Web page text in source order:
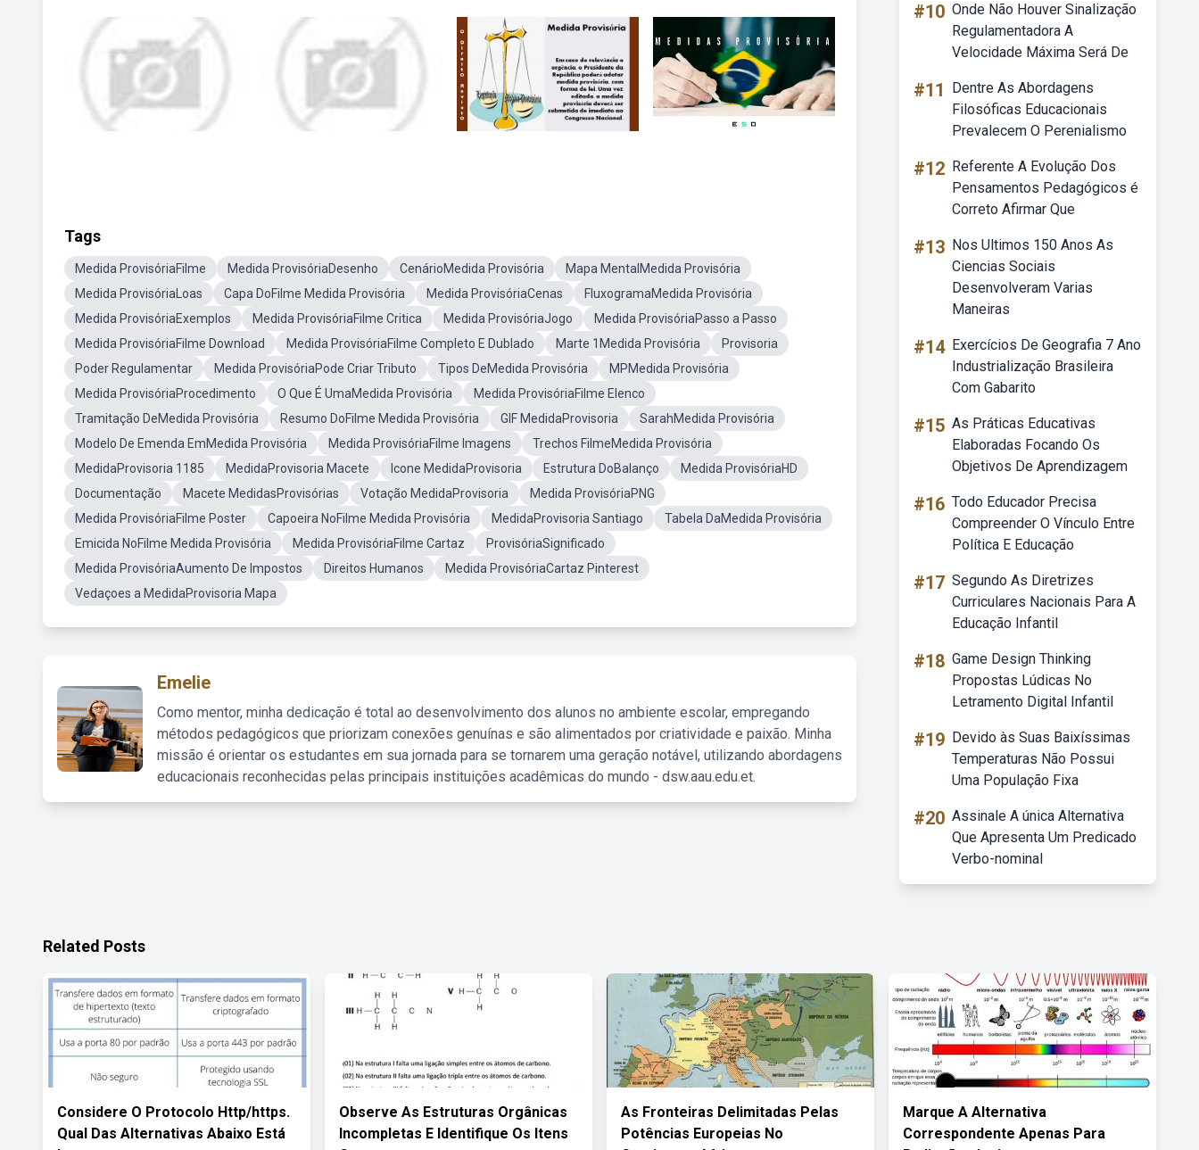
Tags
Medida ProvisóriaFilme Medida ProvisóriaDesenho CenárioMedida Provisória
Mapa MentalMedida Provisória
Medida ProvisóriaLoas
Capa DoFilme Medida Provisória Medida ProvisóriaCenas
FluxogramaMedida Provisória
Medida ProvisóriaExemplos
Medida ProvisóriaFilme Critica Medida ProvisóriaJogo
Medida ProvisóriaPasso a Passo
Medida ProvisóriaFilme Download
Medida ProvisóriaFilme Completo E Dublado Marte 1Medida Provisória
Provisoria
Poder Regulamentar
Medida ProvisóriaPode Criar Tributo Tipos DeMedida Provisória
MPMedida Provisória
Medida ProvisóriaProcedimento
O Que É UmaMedida Provisória
Medida ProvisóriaFilme Elenco
Tramitação DeMedida Provisória
Resumo DoFilme Medida Provisória GIF MedidaProvisoria
SarahMedida Provisória
Modelo De Emenda EmMedida Provisória
Medida ProvisóriaFilme Imagens
Trechos FilmeMedida Provisória
MedidaProvisoria 1185
MedidaProvisoria Macete Icone MedidaProvisoria Estrutura DoBalanço
Medida ProvisóriaHD
Documentação
Macete MedidasProvisórias Votação MedidaProvisoria
Medida ProvisóriaPNG
Medida ProvisóriaFilme Poster
Capoeira NoFilme Medida Provisória MedidaProvisoria Santiago
Tabela DaMedida Provisória
Emicida NoFilme Medida Provisória
Medida ProvisóriaFilme Cartaz
ProvisóriaSignificado
Medida ProvisóriaAumento De Impostos
Direitos Humanos
Medida ProvisóriaCartaz Pinterest
Vedaçoes a MedidaProvisoria Mapa
Emelie
Como mentor, minha dedicação é total ao desenvolvimento dos alunos no ambiente escolar, empregando
métodos pedagógicos que priorizam conexões genuínas e são alimentados por criatividade e paixão. Minha
missão é orientar os estudantes em sua jornada para se tornarem uma geração notável, utilizando abordagens
educacionais reconhecidas pelas principais instituições acadêmicas do mundo - dsw.aau.edu.et.
#10 Onde Não Houver Sinalização
Regulamentadora A
Velocidade Máxima Será De
#11
Dentre As Abordagens
Filosóficas Educacionais
Prevalecem O Perenialismo
#12 Referente A Evolução Dos
Pensamentos Pedagógicos é
Correto Afirmar Que
#13 Nos Ultimos 150 Anos As
Ciencias Sociais
Desenvolveram Varias
Maneiras
#14 Exercícios De Geografia 7 Ano
Industrialização Brasileira
Com Gabarito
#15 As Práticas Educativas
Elaboradas Focando Os
Objetivos De Aprendizagem
#16 Todo Educador Precisa
Compreender O Vínculo Entre
Política E Educação
#17 Segundo As Diretrizes
Curriculares Nacionais Para A
Educação Infantil
#18 Game Design Thinking
Propostas Lúdicas No
Letramento Digital Infantil
#19 Devido às Suas Baixíssimas
Temperaturas Não Possui
Uma População Fixa
#20 Assinale A única Alternativa
Que Apresenta Um Predicado
Verbo-nominal
Related Posts
Considere O Protocolo Http/https.
Qual Das Alternativas Abaixo Está
Observe As Estruturas Orgânicas
Incompletas E Identifique Os Itens
As Fronteiras Delimitadas Pelas
Potências Europeias No
Marque A Alternativa
Correspondente Apenas Para